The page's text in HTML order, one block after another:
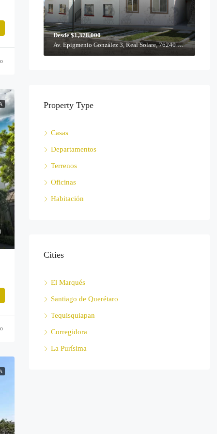
Desde $1,378,000
Av. Epigmenio González 3, Real Solare, 76240 Querétaro, Qro.
Property Type
Casas
Departamentos
Terrenos
Oficinas
Habitación
Cities
El Marqués
Santiago de Querétaro
Tequisquiapan
Corregidora
La Purísima